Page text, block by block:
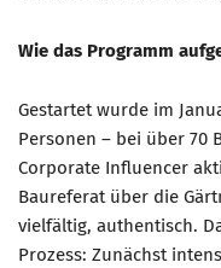
Wie das Programm
Gestartet wurde im
Personen – bei über 70
Corporate Influencer
Baureferat über die
vielfältig, authentisch.
Prozess: Zunächst